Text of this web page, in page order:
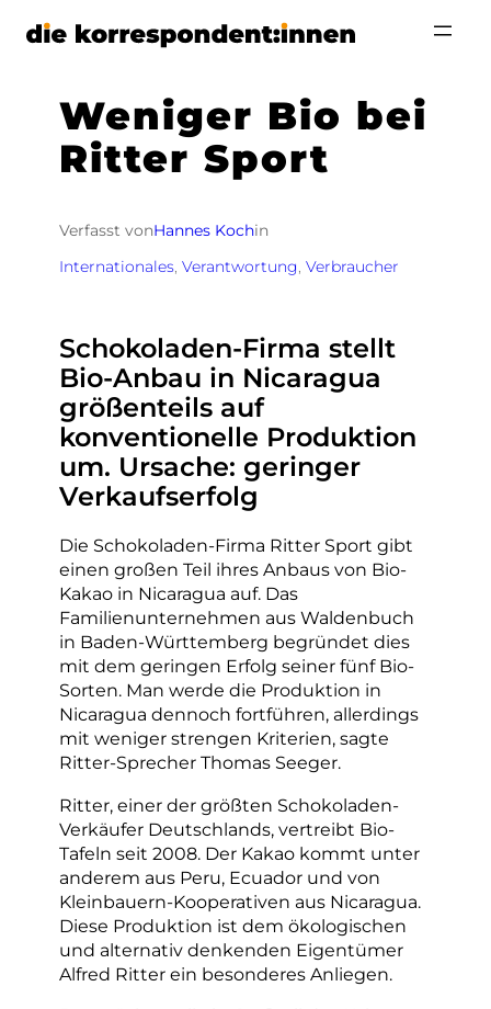
Zum
Weniger Bio bei
Ritter Sport
Verfasst vonHannes Kochin
Internationales, Verantwortung, Verbraucher
Schokoladen-Firma stellt
Bio-Anbau in Nicaragua
größenteils auf
konventionelle Produktion
um. Ursache: geringer
Verkaufserfolg
Die Schokoladen-Firma Ritter Sport gibt
einen großen Teil ihres Anbaus von Bio-
Kakao in Nicaragua auf. Das
Familienunternehmen aus Waldenbuch
in Baden-Württemberg begründet dies
mit dem geringen Erfolg seiner fünf Bio-
Sorten. Man werde die Produktion in
Nicaragua dennoch fortführen, allerdings
mit weniger strengen Kriterien, sagte
Ritter-Sprecher Thomas Seeger.
Ritter, einer der größten Schokoladen-
Verkäufer Deutschlands, vertreibt Bio-
Tafeln seit 2008. Der Kakao kommt unter
anderem aus Peru, Ecuador und von
Kleinbauern-Kooperativen aus Nicaragua.
Diese Produktion ist dem ökologischen
und alternativ denkenden Eigentümer
Alfred Ritter ein besonderes Anliegen.